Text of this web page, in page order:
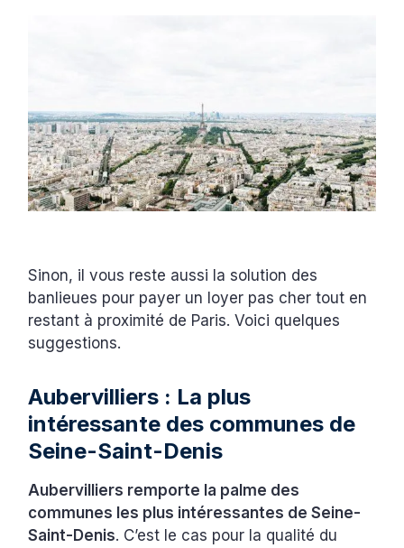
Sinon, il vous reste aussi la solution des
banlieues pour payer un loyer pas cher tout en
restant à proximité de Paris. Voici quelques
suggestions.
Aubervilliers : La plus
intéressante des communes de
Seine-Saint-Denis
Aubervilliers remporte la palme des
communes les plus intéressantes de Seine-
Saint-Denis. C’est le cas pour la qualité du